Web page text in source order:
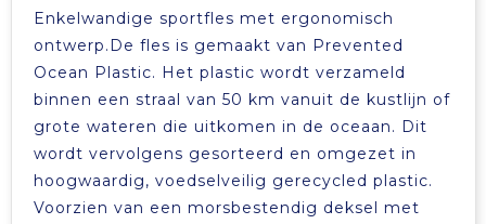
Enkelwandige sportfles met ergonomisch
ontwerp.De fles is gemaakt van Prevented
Ocean Plastic. Het plastic wordt verzameld
binnen een straal van 50 km vanuit de kustlijn of
grote wateren die uitkomen in de oceaan. Dit
wordt vervolgens gesorteerd en omgezet in
hoogwaardig, voedselveilig gerecycled plastic.
Voorzien van een morsbestendig deksel met